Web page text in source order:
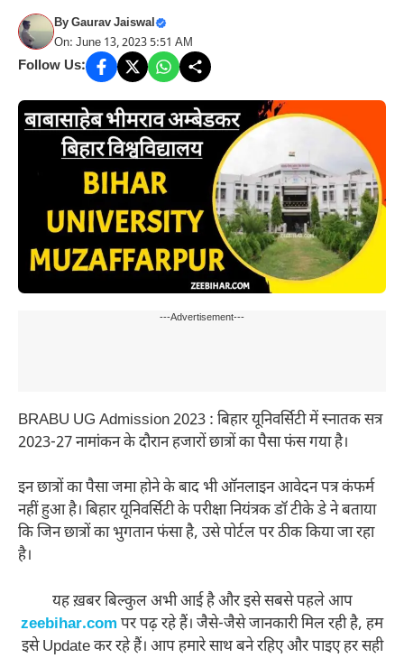
ByGaurav Jaiswal
On: June 13, 2023 5:51 AM
Follow Us:
---Advertisement---
BRABU UG Admission 2023 : बिहार यूनिवर्सिटी में स्नातक सत्र
2023-27 नामांकन के दौरान हजारों छात्रों का पैसा फंस गया है।
इन छात्रों का पैसा जमा होने के बाद भी ऑनलाइन आवेदन पत्र कंफर्म
नहीं हुआ है। बिहार यूनिवर्सिटी के परीक्षा नियंत्रक डॉ टीके डे ने बताया
कि जिन छात्रों का भुगतान फंसा है, उसे पोर्टल पर ठीक किया जा रहा
है।
यह ख़बर बिल्कुल अभी आई है और इसे सबसे पहले आप
zeebihar.com पर पढ़ रहे हैं। जैसे-जैसे जानकारी मिल रही है, हम
इसे Update कर रहे हैं। आप हमारे साथ बने रहिए और पाइए हर सही